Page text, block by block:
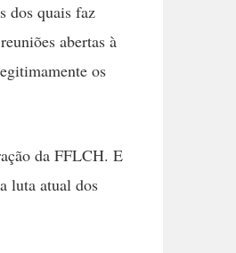
dos quais faz
abertas à
os
da FFLCH. E
luta atual dos